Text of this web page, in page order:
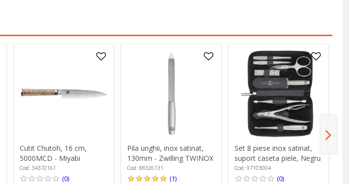
Cutit Chutoh, 16 cm,
5000MCD - Miyabi
Cod: 34372161
(0)
Pila unghii, inox satinat,
130mm - Zwilling TWINOX
Cod: 88326131
(1)
Set 8 piese inox satinat,
suport caseta piele, Negru
- Zwilling TWINOX
Cod: 97103004
(0)